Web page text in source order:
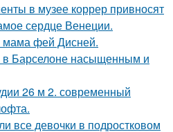
в музее коррер привносят
сердце Венеции.
мама фей Дисней.
Барселоне насыщенным и
26 м 2. современный
все девочки в подростковом